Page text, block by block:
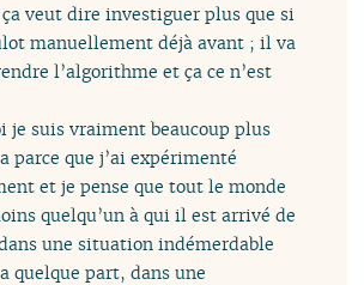
veut dire investiguer plus que si
manuellement déjà avant ; il va
l’algorithme et ça ce n’est
je suis vraiment beaucoup plus
parce que j’ai expérimenté
et je pense que tout le monde
quelqu’un à qui il est arrivé de
une situation indémerdable
quelque part, dans une